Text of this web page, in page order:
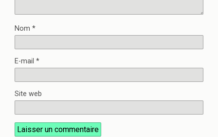
Nom *
E-mail *
Site web